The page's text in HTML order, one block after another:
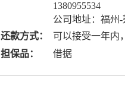
1380955534
公司地址：福州
还款方式：
可以接受一年内
担保品：
借据